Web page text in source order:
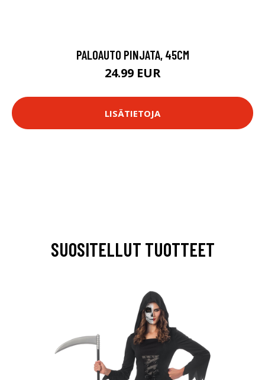
PALOAUTO PINJATA, 45CM
24.99 EUR
LISÄTIETOJA
SUOSITELLUT TUOTTEET